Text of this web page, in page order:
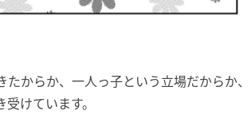
からか、一人っ子という立場だからか、
けています。